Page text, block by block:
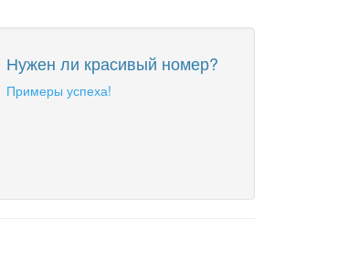
Нужен ли красивый номер?
Примеры успеха!